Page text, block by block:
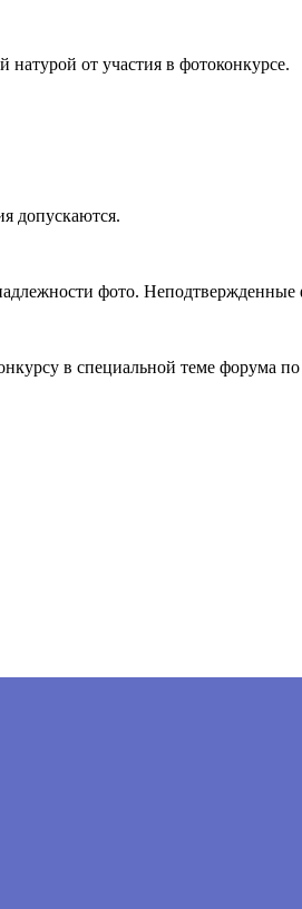
от участия в фотоконкурсе.
допускаются.
фото.
в специальной теме форума